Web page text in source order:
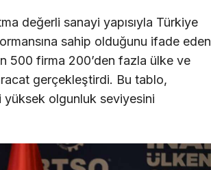
değerli sanayi yapısıyla Türkiye
sahip olduğunu ifade eden
500 firma 200’den fazla ülke ve
gerçekleştirdi. Bu tablo,
yüksek olgunluk seviyesini